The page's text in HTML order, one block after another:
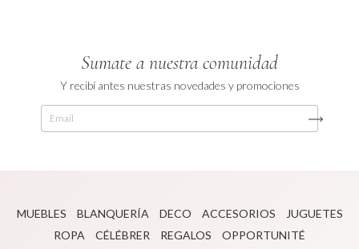
Sumate a nuestra comunidad
Y recibí antes nuestras novedades y promociones
MUEBLES BLANQUERÍA DECO ACCESORIOS
JUGUETES
ROPA
CÉLÉBRER REGALOS
OPPORTUNITÉ